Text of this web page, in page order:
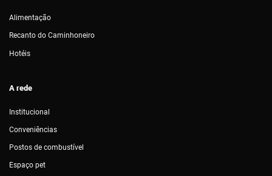
A rede
Institucional
Conveniências
Postos de combustível
Espaço pet
Alimentação
Recanto do Caminhoneiro
Hotéis